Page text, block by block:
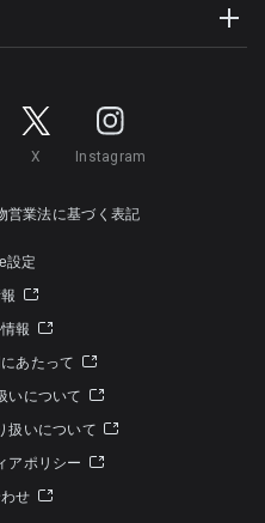
X Instagram
営業法に基づく表記
設定
報
あたって
いについて
扱いについて
アポリシー
せ